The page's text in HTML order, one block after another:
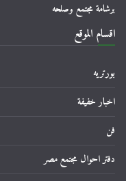
برشامة مجتمع وصلحه
اقسام الموقع
بورتريه
اخبار خفيفة
فن
دفتر احوال مجتمع مصر